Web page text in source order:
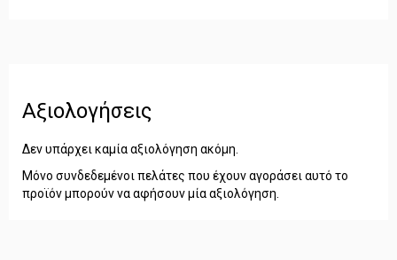
Αξιολογήσεις
Δεν υπάρχει καμία αξιολόγηση ακόμη.
Μόνο συνδεδεμένοι πελάτες που έχουν αγοράσει αυτό το
προϊόν μπορούν να αφήσουν μία αξιολόγηση.